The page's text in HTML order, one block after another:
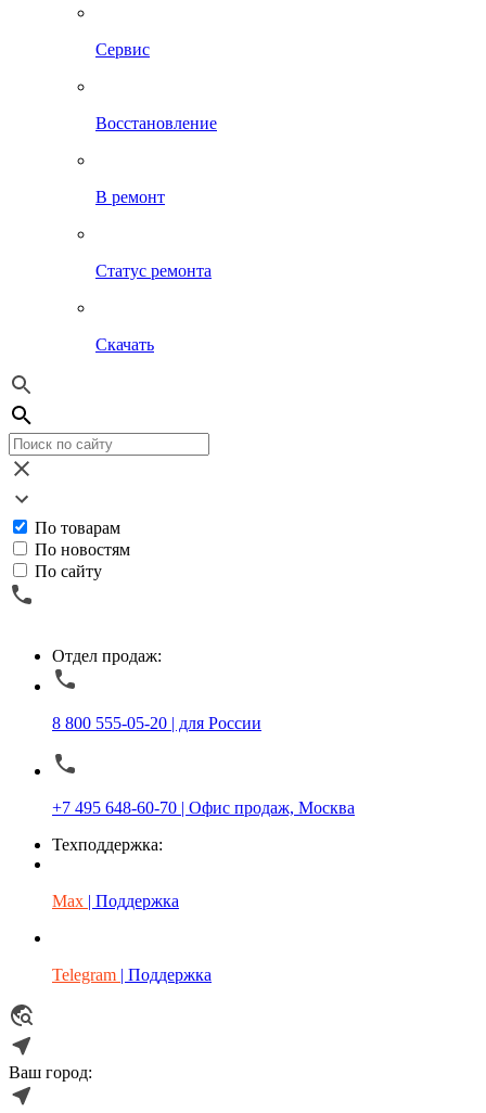
Сервис
Восстановление
В ремонт
Статус ремонта
Скачать
По товарам
По новостям
По сайту
Отдел продаж:
8 800 555-05-20 | для России
+7 495 648-60-70 | Офис продаж, Москва
Техподдержка:
Max | Поддержка
Telegram | Поддержка
Ваш город: